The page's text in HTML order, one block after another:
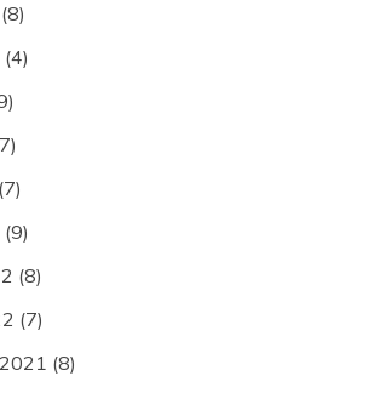
(8)
(4)
(7)
(9)
(8)
(7)
(8)